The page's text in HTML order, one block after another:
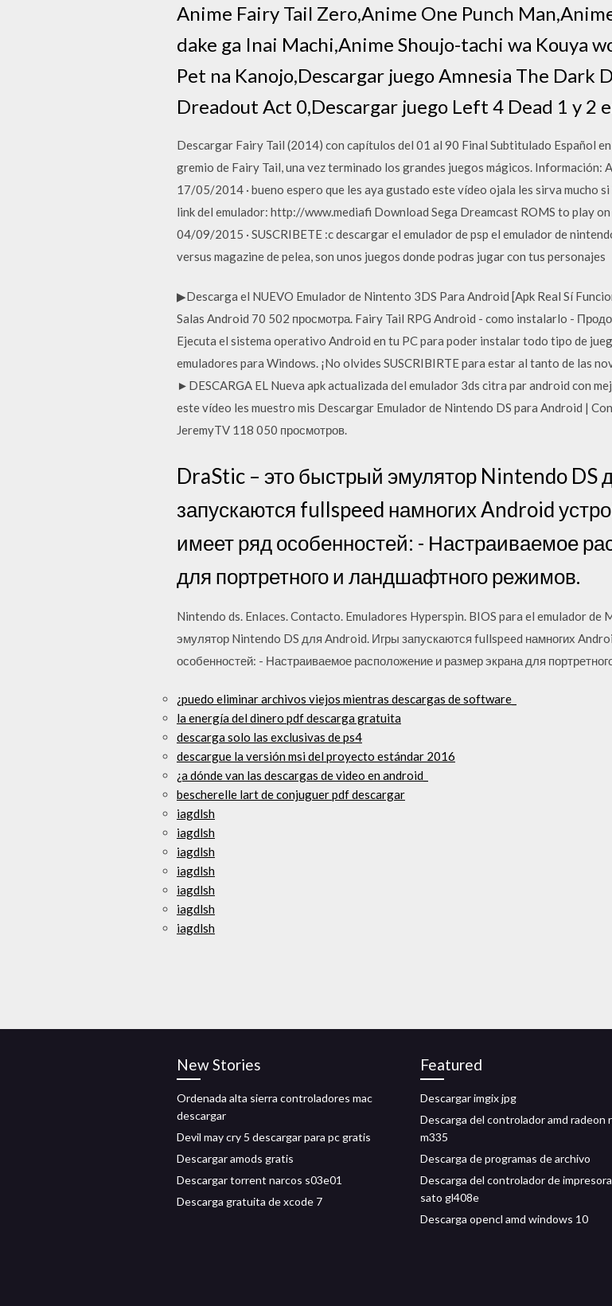
Anime Fairy Tail Zero,Anime One Punch
dake ga Inai Machi,Anime Shoujo-tachi wa Kouya
Pet na Kanojo,Descargar juego Amnesia The Dark
Dreadout Act 0,Descargar juego Left 4 Dead 1 y 2
Descargar Fairy Tail (2014) con capítulos del 01 al 90 Final Subtitulado Español
gremio de Fairy Tail, una vez terminado los grandes juegos mágicos.
17/05/2014 · bueno espero que les aya gustado este vídeo ojala les sirva mucho
link del emulador: http://www.mediafi Download Sega Dreamcast ROMS to play
04/09/2015 · SUSCRIBETE :c descargar el emulador de psp el emulador de
versus magazine de pelea, son unos juegos donde podras jugar con tus personajes
▶Descarga el NUEVO Emulador de Nintento 3DS Para Android [Apk Real Sí
Salas Android 70 502 просмотра. Fairy Tail RPG Android - como instalarlo -
Ejecuta el sistema operativo Android en tu PC para poder instalar todo tipo de
emuladores para Windows. ¡No olvides SUSCRIBIRTE para estar al tanto de las
►DESCARGA EL Nueva apk actualizada del emulador 3ds citra par android con
este vídeo les muestro mis Descargar Emulador de Nintendo DS para Android |
JeremyTV 118 050 просмотров.
DraStic – это быстрый эмулятор Nintendo DS
запускаются fullspeed намногих Android
имеет ряд особенностей: - Настраиваемое
для портретного и ландшафтного режимов.
Nintendo ds. Enlaces. Contacto. Emuladores Hyperspin. BIOS para el emulador
эмулятор Nintendo DS для Android. Игры запускаются fullspeed намногих
особенностей: - Настраиваемое расположение и размер экрана для
¿puedo eliminar archivos viejos mientras descargas de software_
la energía del dinero pdf descarga gratuita
descarga solo las exclusivas de ps4
descargue la versión msi del proyecto estándar 2016
¿a dónde van las descargas de video en android_
bescherelle lart de conjuguer pdf descargar
iagdlsh
iagdlsh
iagdlsh
iagdlsh
iagdlsh
iagdlsh
iagdlsh
New Stories
Ordenada alta sierra controladores mac
descargar
Devil may cry 5 descargar para pc gratis
Descargar amods gratis
Descargar torrent narcos s03e01
Descarga gratuita de xcode 7
Featured
Descargar imgix jpg
Descarga del controlador amd radeon
m335
Descarga de programas de archivo
Descarga del controlador de impresora
sato gl408e
Descarga opencl amd windows 10